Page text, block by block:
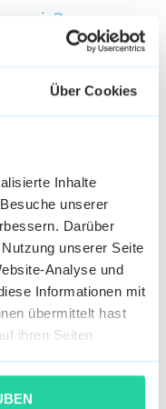
Über Cookies
Inhalte
unserer
Darüber
unserer Seite
Analyse und
Informationen mit
übermittelt hast
ihren Seiten
Guide & Job-